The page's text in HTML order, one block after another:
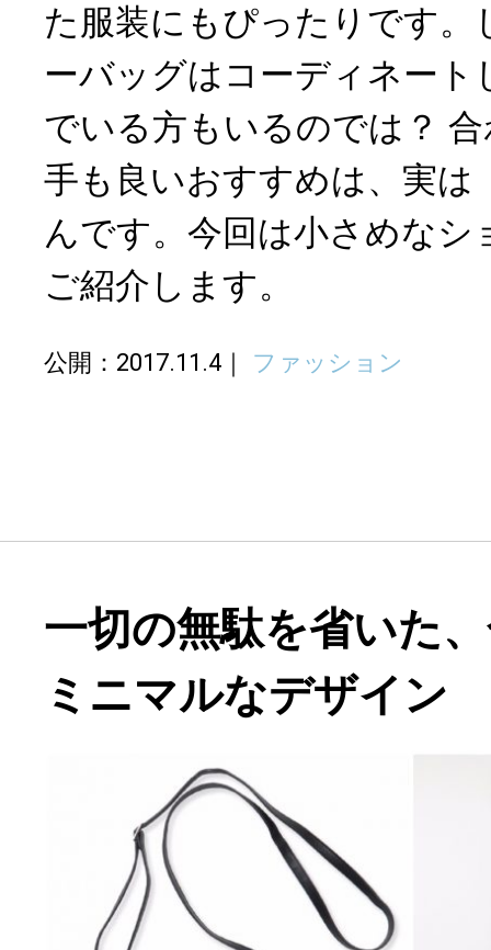
た服装にもぴったりです。
ーバッグはコーディネー
でいる方もいるのでは？
手も良いおすすめは、実は
んです。今回は小さめなシ
ご紹介します。
公開：2017.11.4 ファッション
一切の無駄を省いた
ミニマルなデザイン